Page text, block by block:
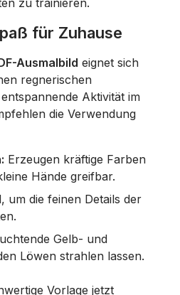
für Zuhause
Ausmalbild eignet sich
regnerischen
Aktivität im
die Verwendung
Erzeugen kräftige Farben
Hände greifbar.
um die feinen Details der
Gelb- und
Löwen strahlen lassen.
Vorlage jetzt